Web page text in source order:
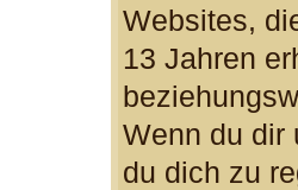
Websites,
13 Jahren
Wenn du dir
du dich zu